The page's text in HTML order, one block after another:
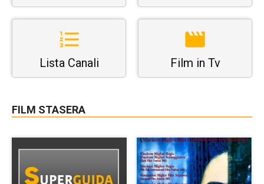
Lista Canali Film in Tv
FILM STASERA